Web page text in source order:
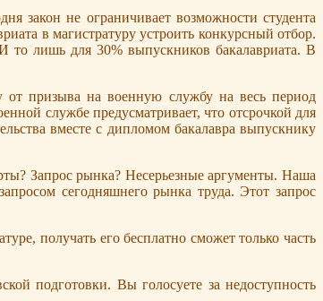
закон не ограничивает возможности студента
в магистратуру устроить конкурсный отбор.
то лишь для 30% выпускников бакалавриата. В
от призыва на военную службу на весь период
службе предусматривает, что отсрочкой для
вместе с дипломом бакалавра выпускнику
Запрос рынка? Несерьезные аргументы. Наша
сегодняшнего рынка труда. Этот запрос
получать его бесплатно сможет только часть
подготовки. Вы голосуете за недоступность